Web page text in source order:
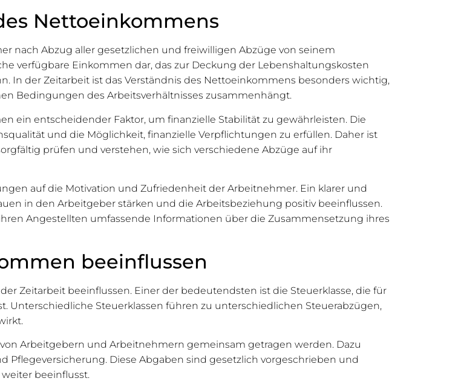
Nettoeinkommens
nach Abzug aller gesetzlichen und freiwilligen Abzüge von seinem
verfügbare Einkommen dar, das zur Deckung der Lebenshaltungskosten
In der Zeitarbeit ist das Verständnis des Nettoeinkommens besonders wichtig,
Bedingungen des Arbeitsverhältnisses zusammenhängt.
ein entscheidender Faktor, um finanzielle Stabilität zu gewährleisten. Die
und die Möglichkeit, finanzielle Verpflichtungen zu erfüllen. Daher ist
prüfen und verstehen, wie sich verschiedene Abzüge auf ihr
auf die Motivation und Zufriedenheit der Arbeitnehmer. Ein klarer und
in den Arbeitgeber stärken und die Arbeitsbeziehung positiv beeinflussen.
Angestellten umfassende Informationen über die Zusammensetzung ihres
beeinflussen
Zeitarbeit beeinflussen. Einer der bedeutendsten ist die Steuerklasse, die für
Steuerklassen führen zu unterschiedlichen Steuerabzügen,
Arbeitgebern und Arbeitnehmern gemeinsam getragen werden. Dazu
Pflegeversicherung. Diese Abgaben sind gesetzlich vorgeschrieben und
beeinflusst.